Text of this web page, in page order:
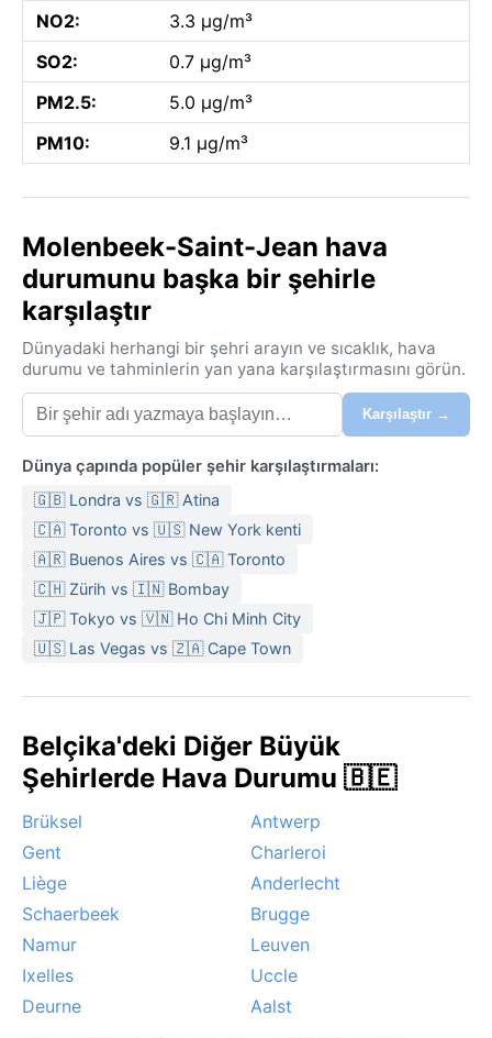
NO2:
3.3 µg/m³
SO2:
0.7 µg/m³
PM2.5:
5.0 µg/m³
PM10:
9.1 µg/m³
Molenbeek-Saint-Jean hava
durumunu başka bir şehirle
karşılaştır
Dünyadaki herhangi bir şehri arayın ve sıcaklık, hava
durumu ve tahminlerin yan yana karşılaştırmasını görün.
Karşılaştır →
Dünya çapında popüler şehir karşılaştırmaları:
🇬🇧 Londra vs 🇬🇷 Atina
🇨🇦 Toronto vs 🇺🇸 New York kenti
🇦🇷 Buenos Aires vs 🇨🇦 Toronto
🇨🇭 Zürih vs 🇮🇳 Bombay
🇯🇵 Tokyo vs 🇻🇳 Ho Chi Minh City
🇺🇸 Las Vegas vs 🇿🇦 Cape Town
Belçika'deki Diğer Büyük
Şehirlerde Hava Durumu 🇧🇪
Brüksel
Antwerp
Gent
Charleroi
Liège
Anderlecht
Schaerbeek
Brugge
Namur
Leuven
Ixelles
Uccle
Deurne
Aalst